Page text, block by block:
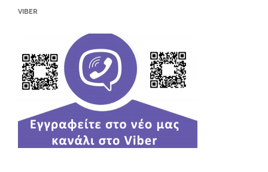
VIBER